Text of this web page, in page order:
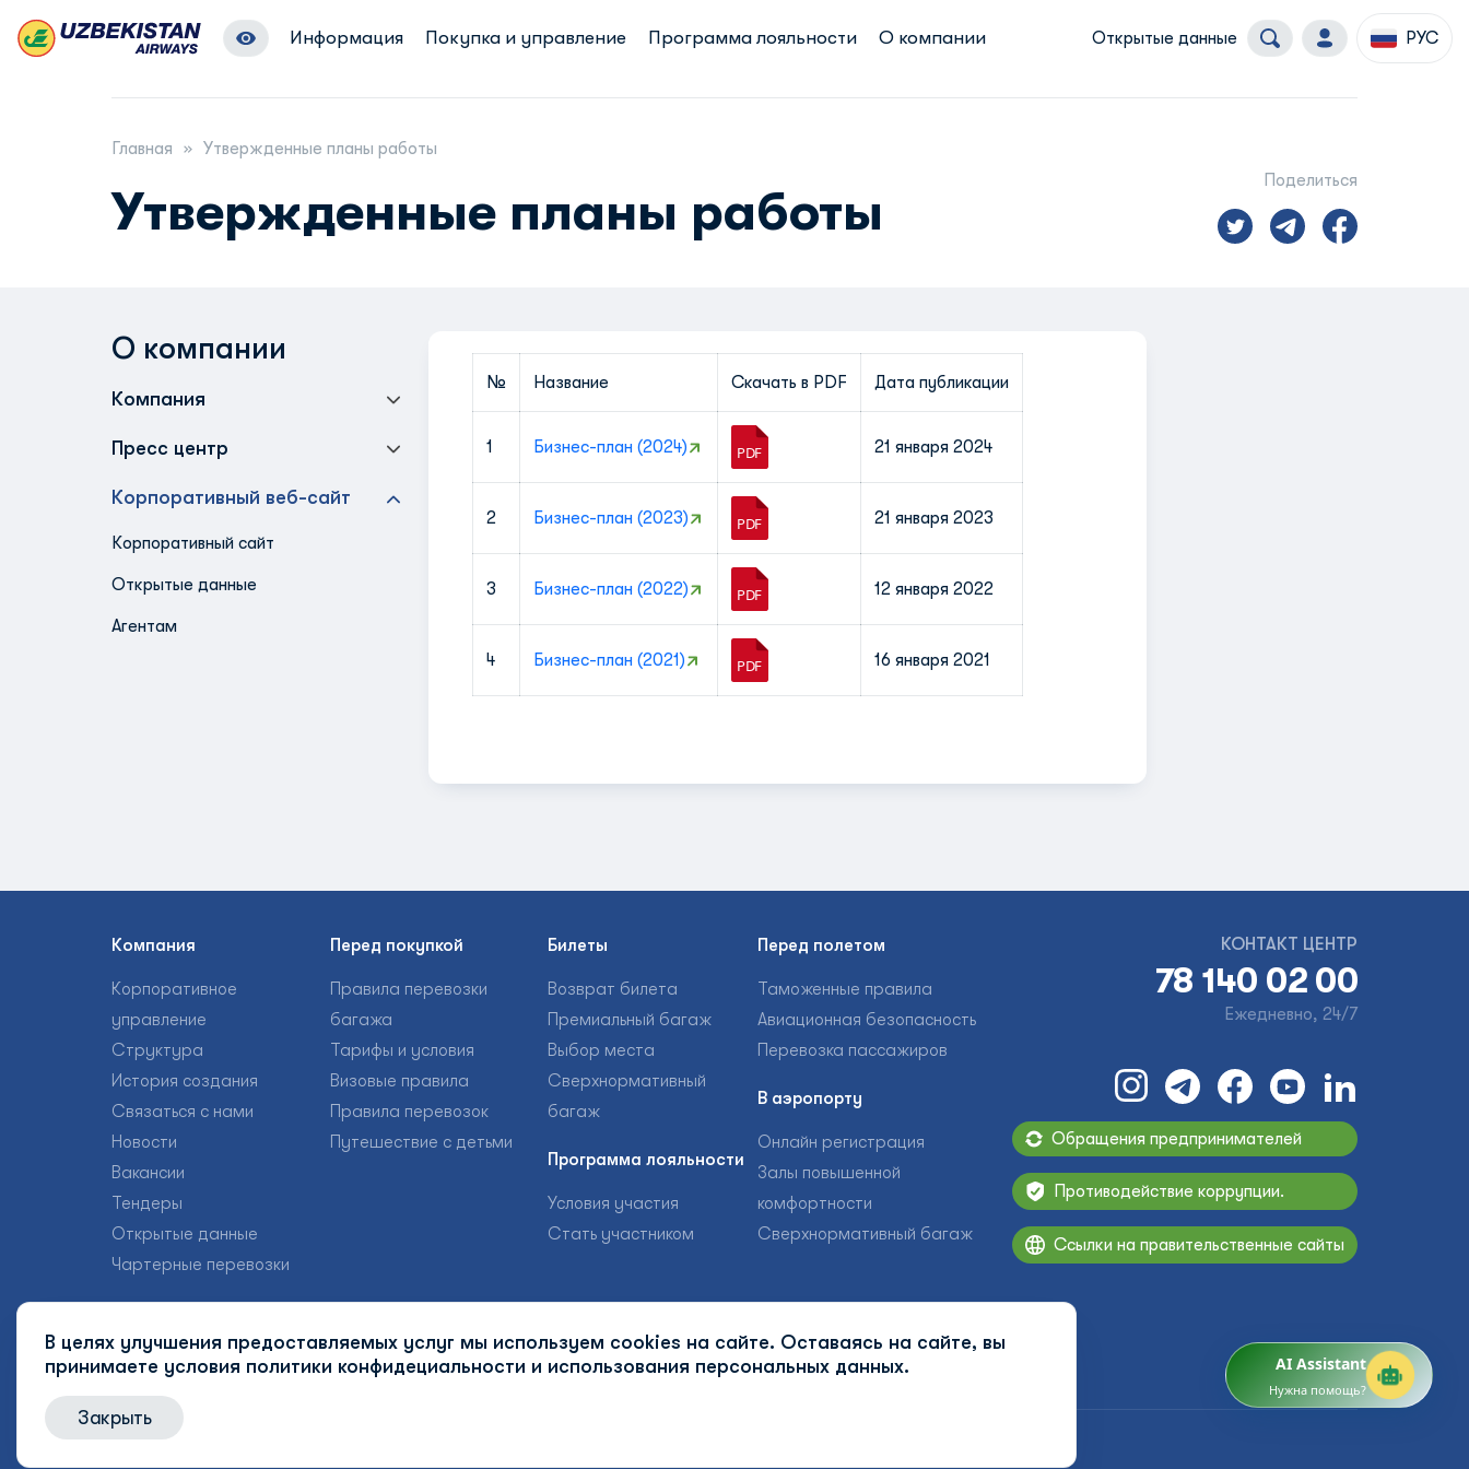
В целях улучшения предоставляемых услуг мы используем cookies на сайте. Оставаясь на сайте, вы
принимаете условия политики конфидециальности и использования персональных данных.
Закрыть
Информация Покупка и управление Программа лояльности О компании Открытые данные РУС
Главная Утвержденные планы работы
Утвержденные планы работы
Поделиться
О компании
Компания
Пресс центр
Корпоративный веб-сайт
Корпоративный сайт
Открытые данные
Агентам
№ Название Скачать в PDF Дата публикации
1 Бизнес-план (2024) 21 января 2024
2 Бизнес-план (2023) 21 января 2023
3 Бизнес-план (2022) 12 января 2022
4 Бизнес-план (2021) 16 января 2021
Компания
Корпоративное
управление
Структура
История создания
Связаться с нами
Новости
Вакансии
Тендеры
Открытые данные
Чартерные перевозки
Перед покупкой
Правила перевозки
багажа
Тарифы и условия
Визовые правила
Правила перевозок
Путешествие с детьми
Билеты
Возврат билета
Премиальный багаж
Выбор места
Сверхнормативный
багаж
Программа лояльности
Условия участия
Стать участником
Перед полетом
Таможенные правила
Авиационная безопасность
Перевозка пассажиров
В аэропорту
Онлайн регистрация
Залы повышенной
комфортности
Сверхнормативный багаж
КОНТАКТ ЦЕНТР
78 140 02 00
Ежедневно, 24/7
Обращения предпринимателей
Противодействие коррупции.
Ссылки на правительственные сайты
AI Assistant
Нужна помощь?